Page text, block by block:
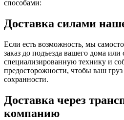
способами:
Доставка силами
Если есть возможность, мы
заказ до подъезда вашего дома
специализированную технику и
предосторожности, чтобы ваш
сохранности.
Доставка через
компанию